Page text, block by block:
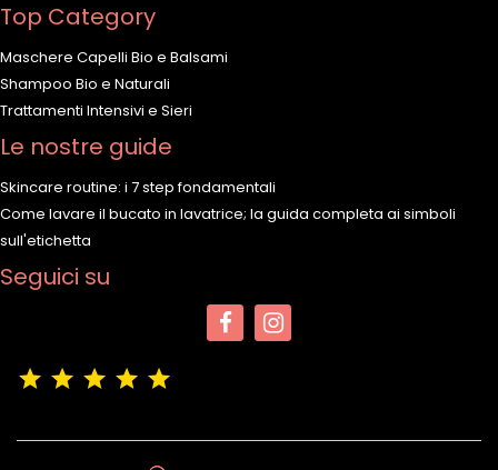
Top Category
Maschere Capelli Bio e Balsami
Shampoo Bio e Naturali
Trattamenti Intensivi e Sieri
Le nostre guide
Skincare routine: i 7 step fondamentali
Come lavare il bucato in lavatrice; la guida completa ai simboli
sull'etichetta
Seguici su